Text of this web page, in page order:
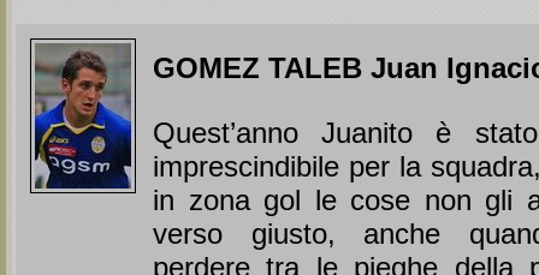
GOMEZ TALEB Juan
Quest’anno Juanito è
imprescindibile per la
in zona gol le cose non gli
verso giusto, anche
perdere tra le pieghe della